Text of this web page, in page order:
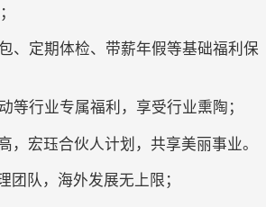
、定期体检、带薪年假等基础福利保
等行业专属福利，享受行业熏陶；
，宏珏合伙人计划，共享美丽事业。
团队，海外发展无上限；